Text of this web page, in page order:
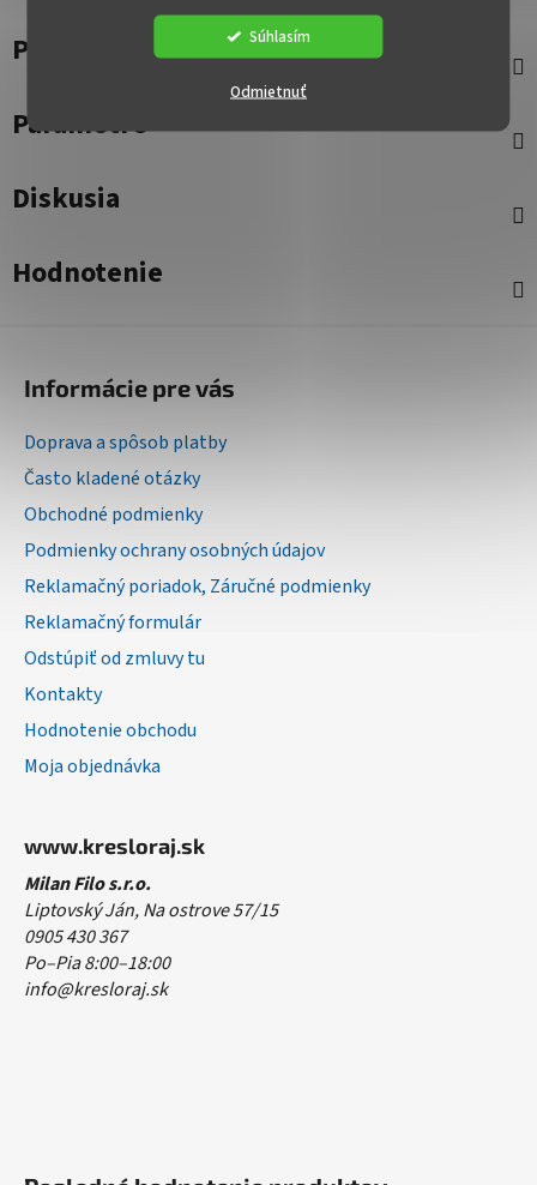
Odmietnuť
Súhlasím
Popis
Parametre
Diskusia
Hodnotenie
Informácie pre vás
Doprava a spôsob platby
Často kladené otázky
Obchodné podmienky
Podmienky ochrany osobných údajov
Reklamačný poriadok, Záručné podmienky
Reklamačný formulár
Odstúpiť od zmluvy tu
Kontakty
Hodnotenie obchodu
Moja objednávka
www.kresloraj.sk
Milan Filo s.r.o.
Liptovský Ján, Na ostrove 57/15
0905 430 367
Po–Pia 8:00–18:00
info@kresloraj.sk